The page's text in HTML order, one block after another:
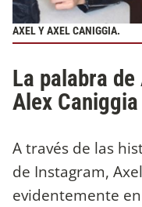
AXEL Y AXEL CANIGGIA.
La palabra
Alex Caniggia
A través de las
de Instagram,
evidentemente